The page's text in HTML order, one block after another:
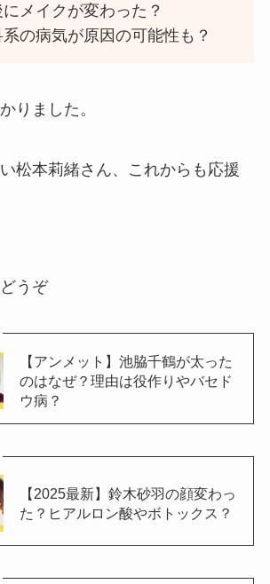
メイクが変わった？
の病気が原因の可能性も？
りました。
松本莉緒さん、これからも応援
うぞ
【アンメット】池脇千鶴が太った
のはなぜ？理由は役作りやバセド
ウ病？
【2025最新】鈴木砂羽の顔変わっ
た？ヒアルロン酸やボトックス？